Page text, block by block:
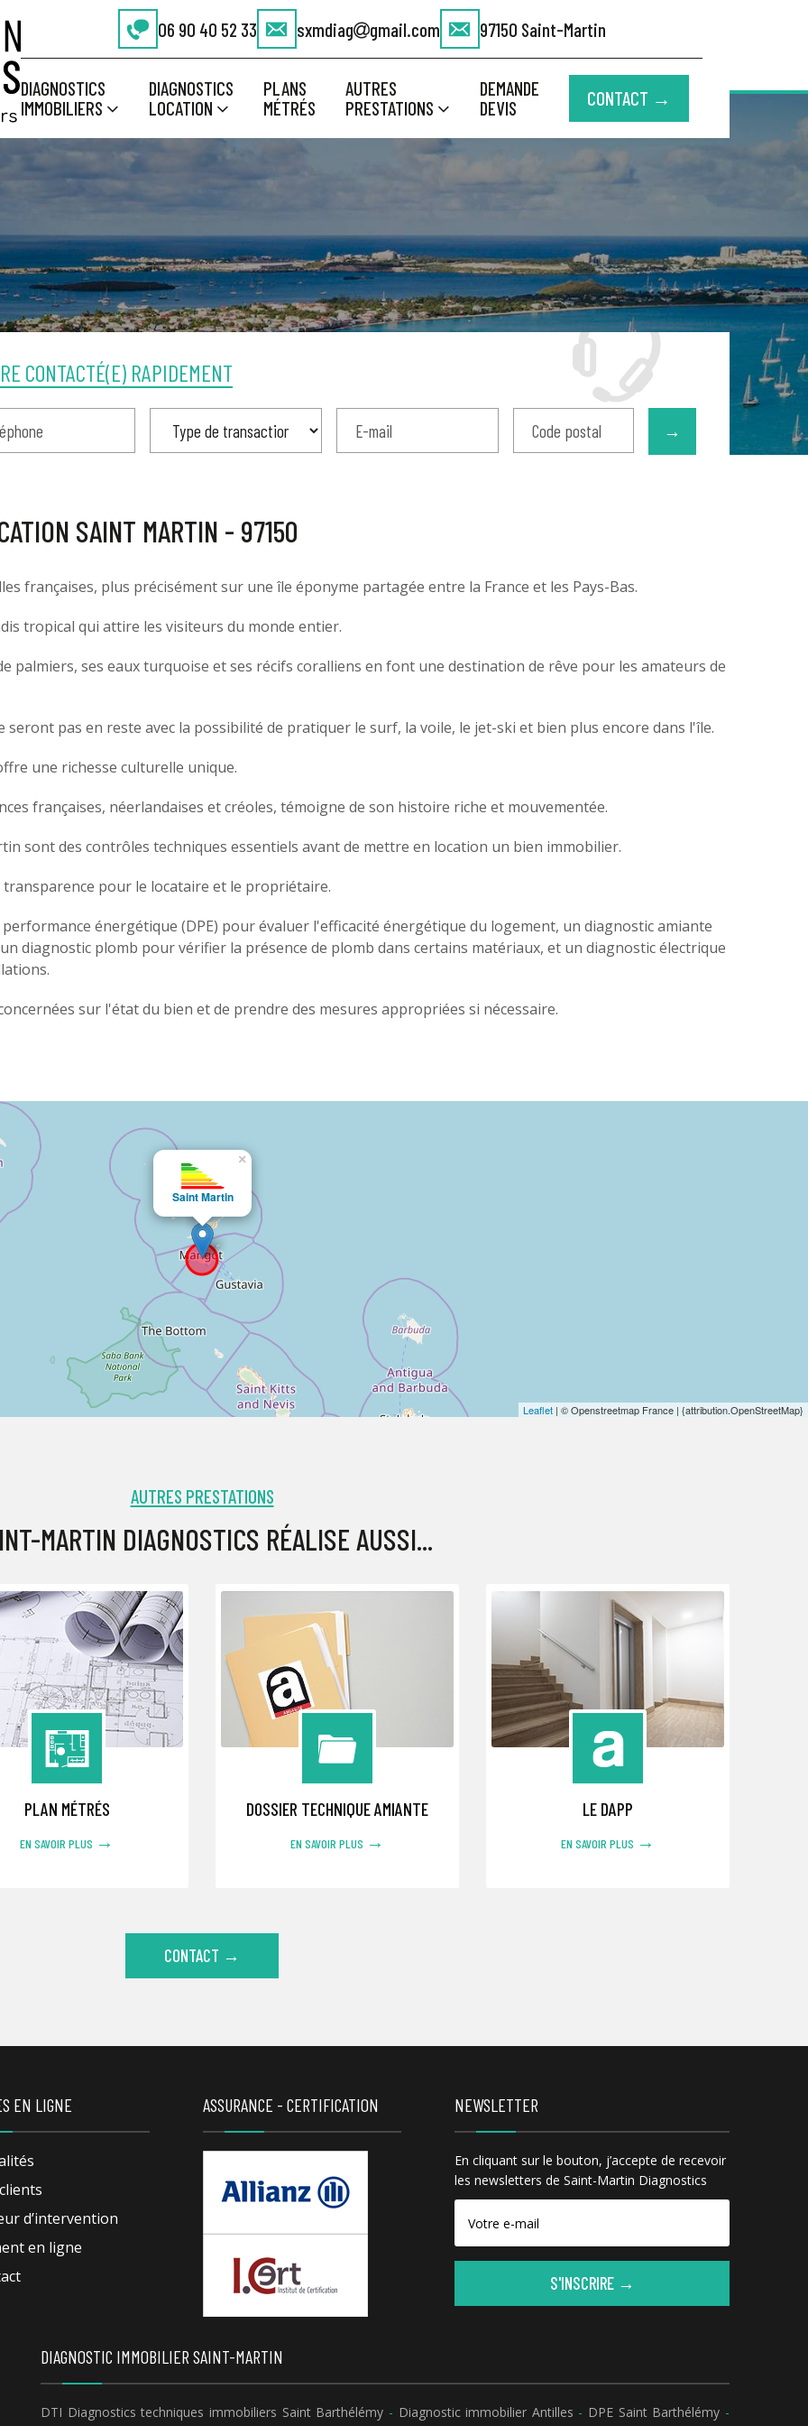
06 90 40 52 33 sxmdiag gmail.com 97150 Saint-Martin
DIAGNOSTICS
IMMOBILIERS
DIAGNOSTICS
LOCATION
PLANS
MÉTRÉS
AUTRES
PRESTATIONS
DEMANDE
DEVIS
CONTACT →
CONTACTÉ(E) RAPIDEMENT
→
SAINT MARTIN - 97150
françaises, plus précisément sur une île éponyme partagée entre la France et les Pays-Bas.
tropical qui attire les visiteurs du monde entier.
palmiers, ses eaux turquoise et ses récifs coralliens en font une destination de rêve pour les amateurs de
pas en reste avec la possibilité de pratiquer le surf, la voile, le jet-ski et bien plus encore dans l'île.
une richesse culturelle unique.
françaises, néerlandaises et créoles, témoigne de son histoire riche et mouvementée.
sont des contrôles techniques essentiels avant de mettre en location un bien immobilier.
pour le locataire et le propriétaire.
énergétique (DPE) pour évaluer l'efficacité énergétique du logement, un diagnostic amiante
diagnostic plomb pour vérifier la présence de plomb dans certains matériaux, et un diagnostic électrique
sur l'état du bien et de prendre des mesures appropriées si nécessaire.
Saint Martin
×
Leaflet | © Openstreetmap France | {attribution.OpenStreetMap}
AUTRES PRESTATIONS
MARTIN DIAGNOSTICS RÉALISE AUSSI...
PLAN MÉTRÉS
EN SAVOIR PLUS →
DOSSIER TECHNIQUE AMIANTE
EN SAVOIR PLUS →
LE DAPP
EN SAVOIR PLUS →
CONTACT →
EN LIGNE
d’intervention
en ligne
ASSURANCE - CERTIFICATION NEWSLETTER
En cliquant sur le bouton, j’accepte de recevoir
les newsletters de Saint-Martin Diagnostics
S'INSCRIRE →
DIAGNOSTIC IMMOBILIER SAINT-MARTIN
DTI Diagnostics techniques immobiliers Saint Barthélémy - Diagnostic immobilier Antilles - DPE Saint Barthélémy -